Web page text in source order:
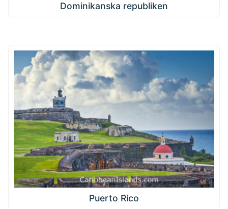
Dominikanska republiken
Puerto Rico